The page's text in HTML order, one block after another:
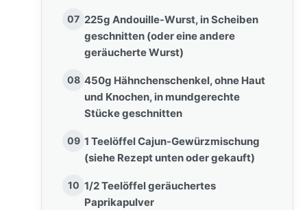
07 225g Andouille-Wurst, in Scheiben
geschnitten (oder eine andere
geräucherte Wurst)
08 450g Hähnchenschenkel, ohne Haut
und Knochen, in mundgerechte
Stücke geschnitten
09 1 Teelöffel Cajun-Gewürzmischung
(siehe Rezept unten oder gekauft)
10 1/2 Teelöffel geräuchertes
Paprikapulver